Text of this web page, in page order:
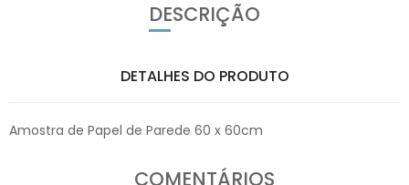
DESCRIÇÃO
DETALHES DO PRODUTO
Amostra de Papel de Parede 60 x 60cm
COMENTÁRIOS